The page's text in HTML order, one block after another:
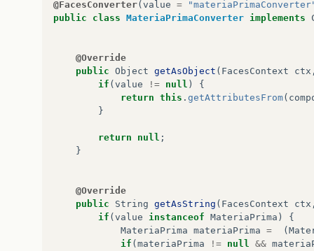
@FacesConverter(value =
public
class MateriaPrimaConverter implements
@Override
public Object getAsObject ( FacesContext ctx
if (value != null )
{
return this . getAttributesFrom(
}
return null ;
}
@Override
public
String getAsString ( FacesContext ctx
if (value instanceof MateriaPrima )
{
MateriaPrima materiaPrima = (
if (materiaPrima != null &&